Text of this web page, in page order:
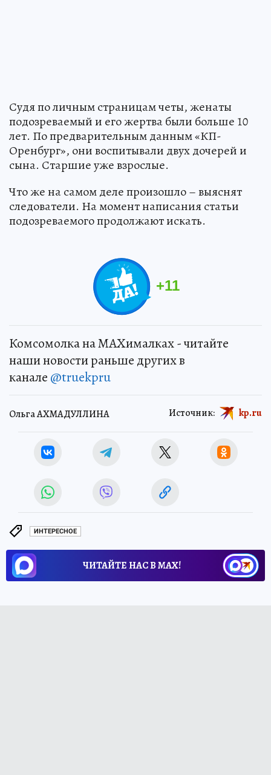
Судя по личным страницам четы, женаты
подозреваемый и его жертва были больше 10
лет. По предварительным данным «КП-
Оренбург», они воспитывали двух дочерей и
сына. Старшие уже взрослые.
Что же на самом деле произошло – выяснят
следователи. На момент написания статьи
подозреваемого продолжают искать.
+11
Комсомолка на MAXималках - читайте
наши новости раньше других в
канале @truekpru
Ольга АХМАДУЛЛИНА Источник: kp.ru
ИНТЕРЕСНОЕ
ЧИТАЙТЕ НАС В МАХ!